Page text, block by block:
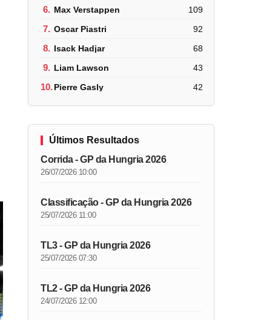
6. Max Verstappen 109
7. Oscar Piastri 92
8. Isack Hadjar 68
9. Liam Lawson 43
10.Pierre Gasly 42
Últimos Resultados
Corrida - GP da Hungria 2026
26/07/2026 10:00
Classificação - GP da Hungria 2026
25/07/2026 11:00
TL3 - GP da Hungria 2026
25/07/2026 07:30
TL2 - GP da Hungria 2026
24/07/2026 12:00